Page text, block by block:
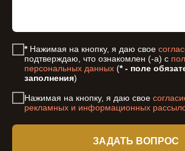
*Нажимая на кнопку, я даю свое
подтверждаю, что ознакомлен (-а) с
персональных данных (* - поле
заполнения)
Нажимая на кнопку, я даю свое
рекламных и информационных
ЗАДАТЬ ВОПРОС